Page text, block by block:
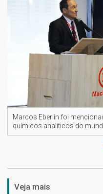
Marcos Eberlin foi
químicos analíticos do
Veja mais